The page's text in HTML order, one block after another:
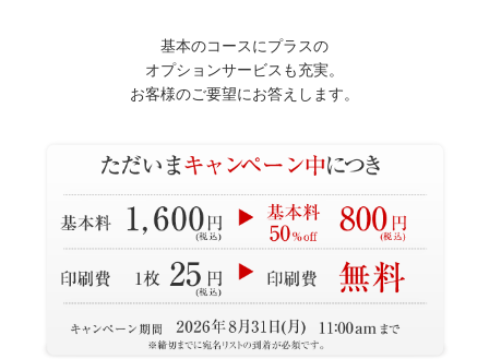
基本のコースにプラスの
オプションサービスも充実。
お客様のご要望にお答えします。